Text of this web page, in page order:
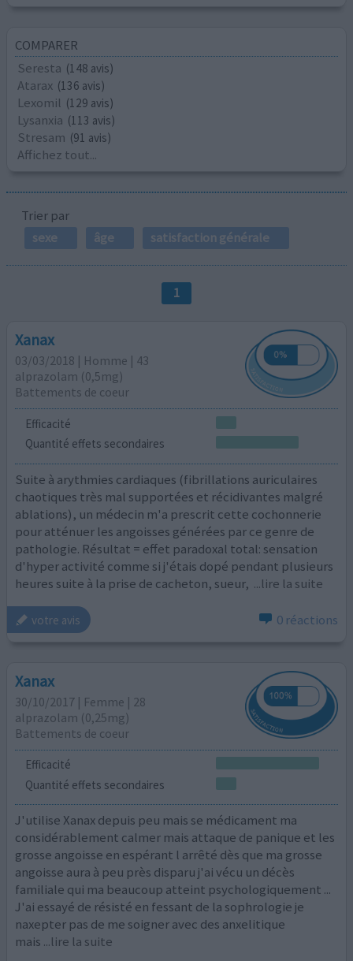
COMPARER
Seresta (148 avis)
Atarax (136 avis)
Lexomil (129 avis)
Lysanxia (113 avis)
Stresam (91 avis)
Affichez tout...
Trier par
sexe
âge satisfaction générale
1
Xanax
03/03/2018 | Homme | 43
alprazolam (0,5mg)
Battements de coeur
Efficacité
Quantité effets secondaires
Suite à arythmies cardiaques (fibrillations auriculaires
chaotiques très mal supportées et récidivantes malgré
ablations), un médecin m'a prescrit cette cochonnerie
pour atténuer les angoisses générées par ce genre de
pathologie. Résultat = effet paradoxal total: sensation
d'hyper activité comme si j'étais dopé pendant plusieurs
heures suite à la prise de cacheton, sueur, ...lire la suite
votre avis 0 réactions
Xanax
30/10/2017 | Femme | 28
alprazolam (0,25mg)
Battements de coeur
Efficacité
Quantité effets secondaires
J'utilise Xanax depuis peu mais se médicament ma
considérablement calmer mais attaque de panique et les
grosse angoisse en espérant l arrêté dès que ma grosse
angoisse aura à peu près disparu j'ai vécu un décès
familiale qui ma beaucoup atteint psychologiquement ...
J'ai essayé de résisté en fessant de la sophrologie je
naxepter pas de me soigner avec des anxelitique
mais ...lire la suite